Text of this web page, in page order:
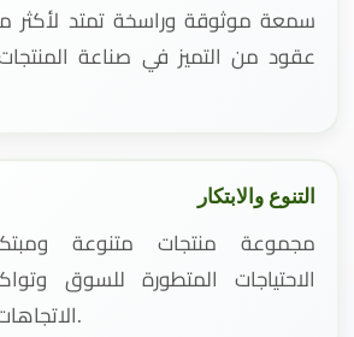
سمعة موثوقة وراسخة تمتد
عقود من التميز في صناعة المنتجات
التنوع والابتكار
مجموعة منتجات متنوعة
الاحتياجات المتطورة للسوق
الاتجاهات العالمية.